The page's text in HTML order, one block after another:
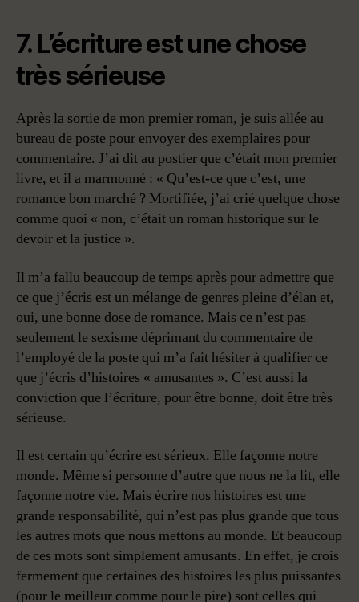
7. L’écriture est une chose
très sérieuse
Après la sortie de mon premier roman, je suis allée au
bureau de poste pour envoyer des exemplaires pour
commentaire. J’ai dit au postier que c’était mon premier
livre, et il a marmonné : « Qu’est-ce que c’est, une
romance bon marché ? Mortifiée, j’ai crié quelque chose
comme quoi « non, c’était un roman historique sur le
devoir et la justice ».
Il m’a fallu beaucoup de temps après pour admettre que
ce que j’écris est un mélange de genres pleine d’élan et,
oui, une bonne dose de romance. Mais ce n’est pas
seulement le sexisme déprimant du commentaire de
l’employé de la poste qui m’a fait hésiter à qualifier ce
que j’écris d’histoires « amusantes ». C’est aussi la
conviction que l’écriture, pour être bonne, doit être très
sérieuse.
Il est certain qu’écrire est sérieux. Elle façonne notre
monde. Même si personne d’autre que nous ne la lit, elle
façonne notre vie. Mais écrire nos histoires est une
grande responsabilité, qui n’est pas plus grande que tous
les autres mots que nous mettons au monde. Et beaucoup
de ces mots sont simplement amusants. En effet, je crois
fermement que certaines des histoires les plus puissantes
(pour le meilleur comme pour le pire) sont celles qui